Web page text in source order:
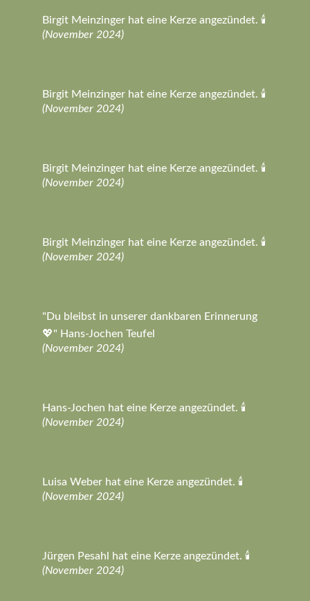
Birgit Meinzinger hat eine Kerze angezündet. 🕯️
(November 2024)
Birgit Meinzinger hat eine Kerze angezündet. 🕯️
(November 2024)
Birgit Meinzinger hat eine Kerze angezündet. 🕯️
(November 2024)
Birgit Meinzinger hat eine Kerze angezündet. 🕯️
(November 2024)
"Du bleibst in unserer dankbaren Erinnerung
💖" Hans-Jochen Teufel
(November 2024)
Hans-Jochen hat eine Kerze angezündet. 🕯️
(November 2024)
Luisa Weber hat eine Kerze angezündet. 🕯️
(November 2024)
Jürgen Pesahl hat eine Kerze angezündet. 🕯️
(November 2024)